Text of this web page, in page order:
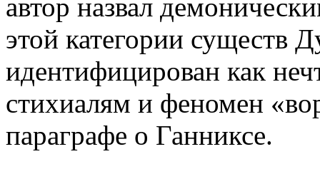
автор назвал
этой категории существ
идентифицирован как
стихиалям и феномен
параграфе о Ганниксе.